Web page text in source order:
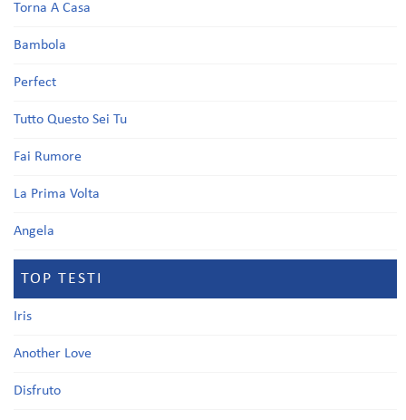
Torna A Casa
Bambola
Perfect
Tutto Questo Sei Tu
Fai Rumore
La Prima Volta
Angela
TOP TESTI
Iris
Another Love
Disfruto